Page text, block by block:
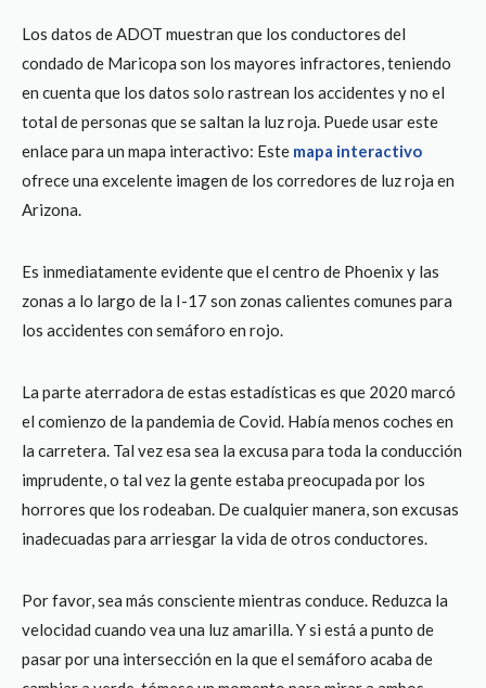
Los datos de ADOT muestran que los conductores del
condado de Maricopa son los mayores infractores, teniendo
en cuenta que los datos solo rastrean los accidentes y no el
total de personas que se saltan la luz roja. Puede usar este
enlace para un mapa interactivo: Este mapa interactivo
ofrece una excelente imagen de los corredores de luz roja en
Arizona.
Es inmediatamente evidente que el centro de Phoenix y las
zonas a lo largo de la I-17 son zonas calientes comunes para
los accidentes con semáforo en rojo.
La parte aterradora de estas estadísticas es que 2020 marcó
el comienzo de la pandemia de Covid. Había menos coches en
la carretera. Tal vez esa sea la excusa para toda la conducción
imprudente, o tal vez la gente estaba preocupada por los
horrores que los rodeaban. De cualquier manera, son excusas
inadecuadas para arriesgar la vida de otros conductores.
Por favor, sea más consciente mientras conduce. Reduzca la
velocidad cuando vea una luz amarilla. Y si está a punto de
pasar por una intersección en la que el semáforo acaba de